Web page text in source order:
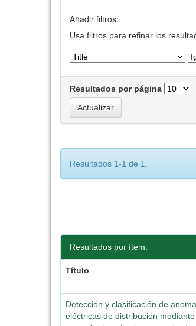
Añadir filtros:
Usa filtros para refinar los
Resultados por página
Resultados 1-1 de 1.
Resultados por ítem:
Título
Detección y clasificación de
eléctricas de distribución